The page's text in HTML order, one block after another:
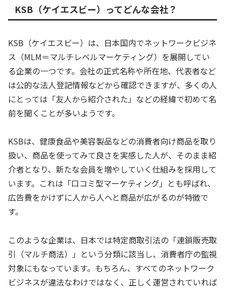
KSB（ケイエスビー）ってどんな会社？
KSB（ケイエスビー）は、日本国内でネットワークビジネ
ス（MLM＝マルチレベルマーケティング）を展開してい
る企業の一つです。会社の正式名称や所在地、代表者など
は公的な法人登記情報などから確認できますが、多くの人
にとっては「友人から紹介された」などの経緯で初めて名
前を聞くことが多いようです。
KSBは、健康食品や美容製品などの消費者向け商品を取り
扱い、商品を使ってみて良さを実感した人が、そのまま紹
介者となり、新たな会員を増やしていく仕組みを採用して
います。これは「口コミ型マーケティング」とも呼ばれ、
広告費をかけずに人から人へと商品が広がるのが特徴で
す。
このような企業は、日本では特定商取引法の「連鎖販売取
引（マルチ商法）」という分類に該当し、消費者庁の監視
対象にもなっています。もちろん、すべてのネットワーク
ビジネスが違法なわけではなく、正しく運営されていれば